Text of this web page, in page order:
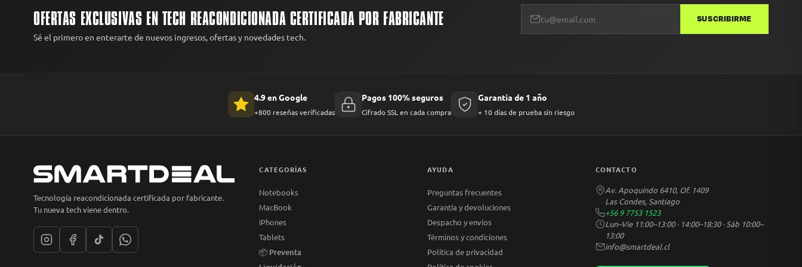
OFERTAS EXCLUSIVAS EN TECH REACONDICIONADA CERTIFICADA POR FABRICANTE
Sé el primero en enterarte de nuevos ingresos, ofertas y novedades tech.
SUSCRIBIRME
4.9 en Google
+800 reseñas verificadas
Pagos 100% seguros
Cifrado SSL en cada compra
Garantía de 1 año
+ 10 días de prueba sin riesgo
Tecnología reacondicionada certificada por fabricante.
Tu nueva tech viene dentro.
CATEGORÍAS
Notebooks
MacBook
iPhones
Tablets
📦 Preventa
AYUDA
Preguntas frecuentes
Garantía y devoluciones
Despacho y envíos
Términos y condiciones
Política de privacidad
CONTACTO
Av. Apoquindo 6410, Of. 1409
Las Condes, Santiago
+56 9 7753 1523
Lun–Vie 11:00–13:00 · 14:00–18:30 · Sáb 10:00–
13:00
info@smartdeal.cl